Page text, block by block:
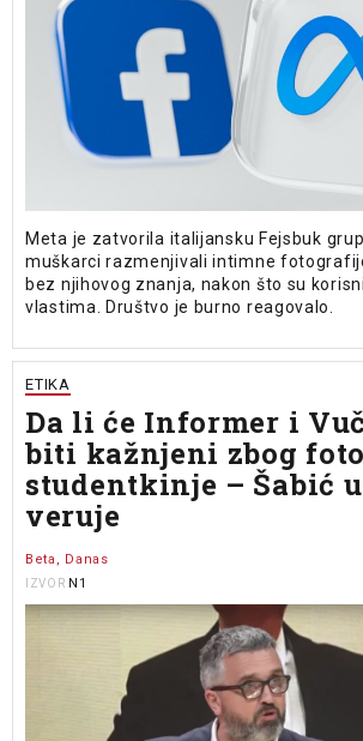
Meta je zatvorila italijansku Fejsbuk
muškarci razmenjivali intimne
bez njihovog znanja, nakon što su
vlastima. Društvo je burno reagovalo.
ETIKA
Da li će Informer i
biti kažnjeni zbog
studentkinje – Šabić
veruje
Beta, Danas
IZVOR N1